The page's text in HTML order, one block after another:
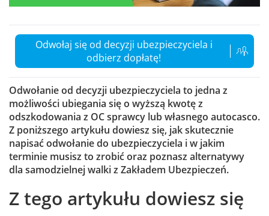
Odwołaj się od decyzji ubezpieczyciela i
odbierz dopłatę!
Odwołanie od decyzji ubezpieczyciela to jedna z
możliwości ubiegania się o wyższą kwotę z
odszkodowania z OC sprawcy lub własnego autocasco.
Z poniższego artykułu dowiesz się, jak skutecznie
napisać odwołanie do ubezpieczyciela i w jakim
terminie musisz to zrobić oraz poznasz alternatywy
dla samodzielnej walki z Zakładem Ubezpieczeń.
Z tego artykułu dowiesz się